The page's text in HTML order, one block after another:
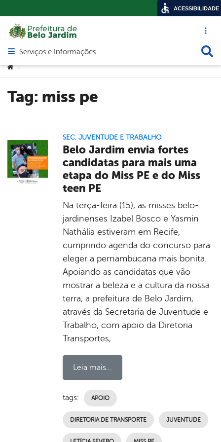
Acesso
Abrir menu principal de navegação
Serviços e Informações
Você está aqui:
>
Tag: miss pe
SEC. JUVENTUDE E TRABALHO
Belo Jardim envia fortes
candidatas para mais uma
etapa do Miss PE e do Miss
teen PE
Na terça-feira (15), as misses belo-
jardinenses Izabel Bosco e Yasmin
Nathália estiveram em Recife,
cumprindo agenda do concurso para
eleger a pernambucana mais bonita.
Apoiando as candidatas que vão
mostrar a beleza e a cultura da nossa
terra, a prefeitura de Belo Jardim,
através da Secretaria de Juventude e
Trabalho, com apoio da Diretoria
Transportes,
Leia mais...
tags: APOIO
DIRETORIA DE TRANSPORTE JUVENTUDE
ACESSIBILIDADE